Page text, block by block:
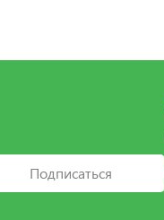
Подписаться